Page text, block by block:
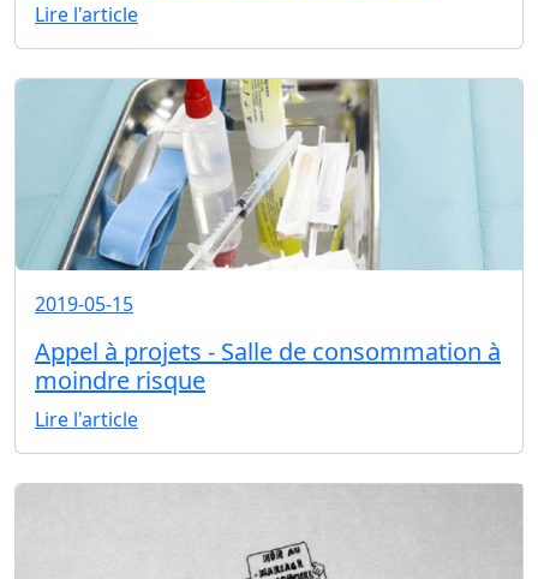
Lire l'article
2019-05-15
Appel à projets - Salle de consommation à
moindre risque
Lire l'article